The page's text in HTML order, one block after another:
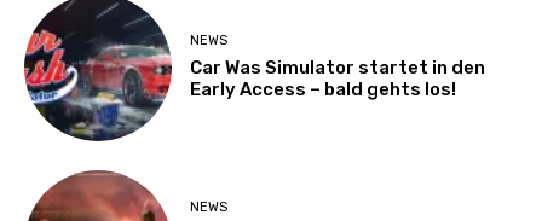
NEWS
Car Was Simulator startet in den
Early Access – bald gehts los!
NEWS